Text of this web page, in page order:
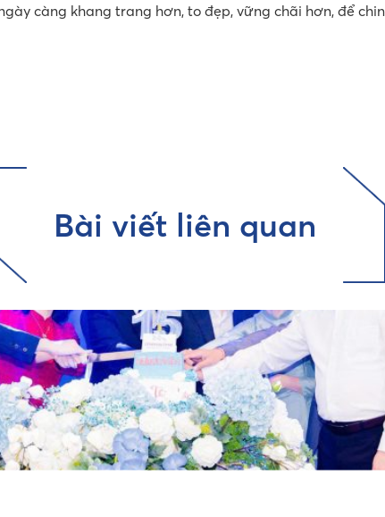
càng khang trang hơn, to đẹp, vững chãi hơn, để
Bài viết liên quan